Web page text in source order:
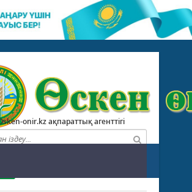
onir.kz ақпараттық агенттігі